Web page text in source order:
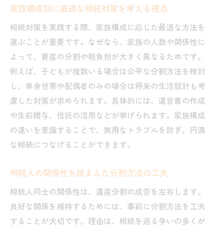
家族構成別に最適な相続対策を考える視点
相続対策を実践する際、家族構成に応じた最適な方法を
選ぶことが重要です。なぜなら、家族の人数や関係性に
よって、資産の分割や税負担が大きく異なるためです。
例えば、子どもが複数いる場合は公平な分割方法を検討
し、単身世帯や配偶者のみの場合は将来の生活設計も考
慮した対策が求められます。具体的には、遺言書の作成
や生前贈与、信託の活用などが挙げられます。家族構成
の違いを意識することで、無用なトラブルを防ぎ、円満
な相続につなげることができます。
相続人の関係性を踏まえた分割方法の工夫
相続人同士の関係性は、遺産分割の成否を左右します。
良好な関係を維持するためには、事前に分割方法を工夫
することが大切です。理由は、相続を巡る争いの多くが